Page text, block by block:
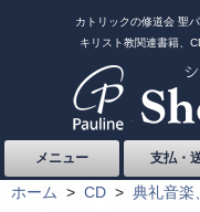
カトリックの修道会 聖
キリスト教関連書籍、
メニュー 支払・
ホーム > CD > 典礼音楽